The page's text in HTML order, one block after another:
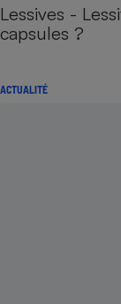
Lessives -
capsules ?
ACTUALITÉ